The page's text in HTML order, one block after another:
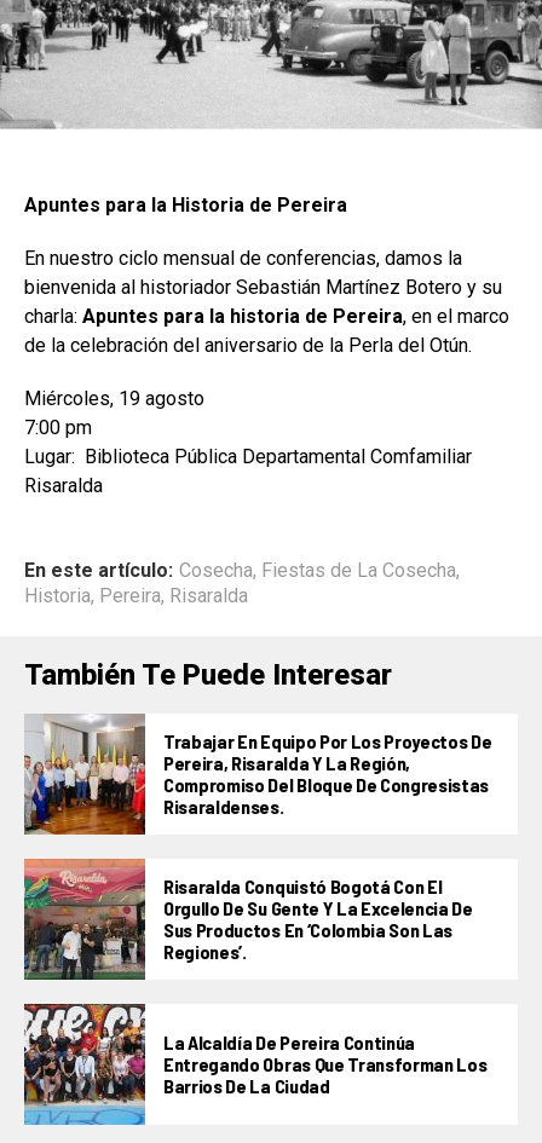
Apuntes para la Historia de Pereira
En nuestro ciclo mensual de conferencias, damos la
bienvenida al historiador Sebastián Martínez Botero y su
charla: Apuntes para la historia de Pereira, en el marco
de la celebración del aniversario de la Perla del Otún.
Miércoles, 19 agosto
7:00 pm
Lugar: Biblioteca Pública Departamental Comfamiliar
Risaralda
En este artículo: Cosecha, Fiestas de La Cosecha,
Historia, Pereira, Risaralda
También Te Puede Interesar
Trabajar En Equipo Por Los Proyectos De
Pereira, Risaralda Y La Región,
Compromiso Del Bloque De Congresistas
Risaraldenses.
Risaralda Conquistó Bogotá Con El
Orgullo De Su Gente Y La Excelencia De
Sus Productos En ‘Colombia Son Las
Regiones’.
La Alcaldía De Pereira Continúa
Entregando Obras Que Transforman Los
Barrios De La Ciudad